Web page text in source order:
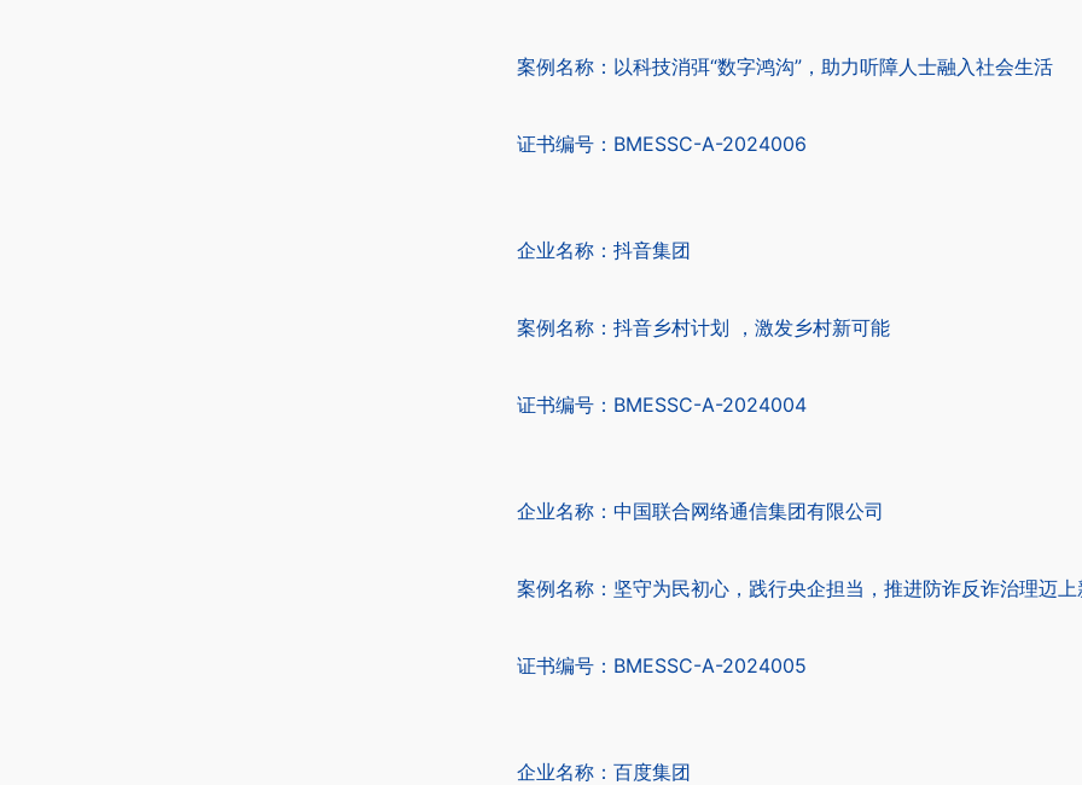
案例名称：以科技消弭“数字鸿沟”，助力听障人士融入社会生活
证书编号：BMESSC-A-2024006
企业名称：抖音集团
案例名称：抖音乡村计划 ，激发乡村新可能
证书编号：BMESSC-A-2024004
企业名称：中国联合网络通信集团有限公司
案例名称：坚守为民初心，践行央企担当，推进防诈反诈治理迈
证书编号：BMESSC-A-2024005
企业名称：百度集团